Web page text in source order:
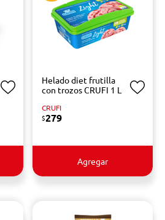
Helado diet frutilla
con trozos CRUFI 1 L
CRUFI
$279
Agregar